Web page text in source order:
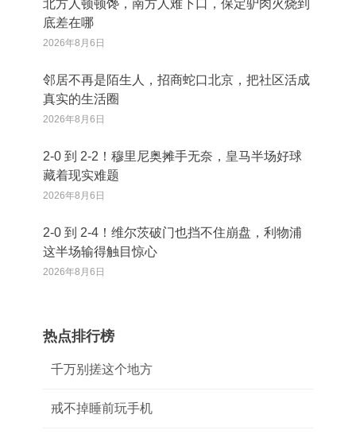
北方人顿顿馋，南方人难下口，保定驴肉火烧到
底差在哪
2026年8月6日
邻居不再是陌生人，招商蛇口北京，把社区活成
真实的生活圈
2026年8月6日
2‑0 到 2‑2！穆里尼奥摊手无奈，皇马半场好球
藏着现实难题
2026年8月6日
2‑0 到 2‑4！维尔茨破门也挡不住崩盘，利物浦
这半场输得触目惊心
2026年8月6日
热点排行榜
千万别搓这个地方
戒不掉睡前玩手机